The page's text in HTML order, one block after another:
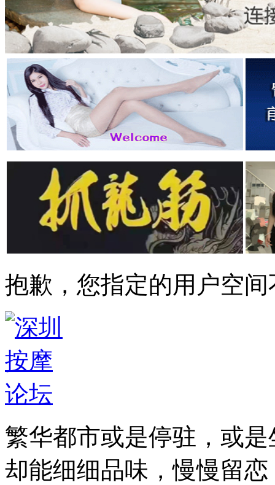
抱歉，您指定的用户空间
繁华都市或是停驻，或
却能细细品味，慢慢留